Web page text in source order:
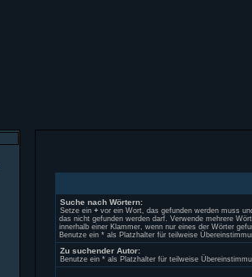
Suche nach Wörtern:
Setze ein + vor ein Wort, das gefunden werden muss
das nicht gefunden werden darf. Verwende mehrere
innerhalb einer Klammer, wenn nur eines der Wörter
Benutze ein * als Platzhalter für teilweise
Zu suchender Autor:
Benutze ein * als Platzhalter für teilweise